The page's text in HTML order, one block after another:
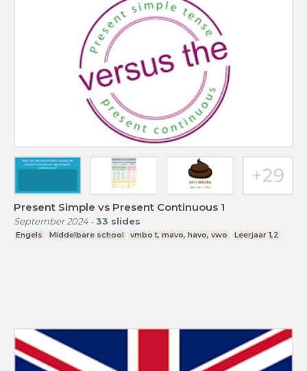
Present Simple vs Present Continuous 1
September 2024- 33 slides
Engels Middelbare school vmbo t, mavo, havo, vwo Leerjaar 1,2